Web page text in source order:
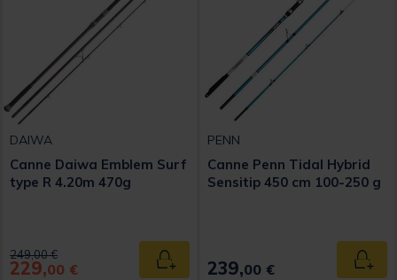
DAIWA
Canne Daiwa Emblem Surf
type R 4.20m 470g
Price reduced from
249,00 €to
229,00 € Ajouter au panier
PENN
Canne Penn Tidal Hybrid
Sensitip 450 cm 100-250 g
239,00 €